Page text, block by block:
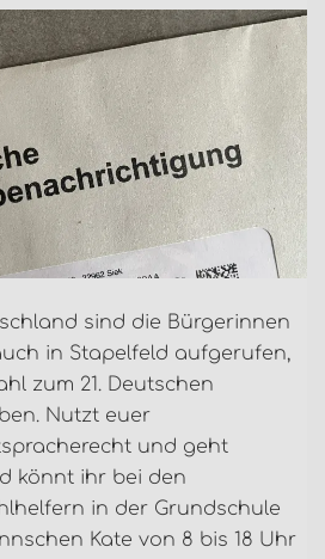
sind die Bürgerinnen
in Stapelfeld aufgerufen,
zum 21. Deutschen
Nutzt euer
und geht
könnt ihr bei den
in der Grundschule
Kate von 8 bis 18 Uhr